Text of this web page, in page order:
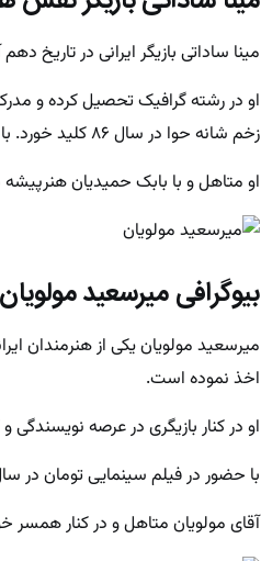
مینا ساداتی بازیگر ایرانی در تاریخ دهم آذر ماه سال ۱۳۶۰ در
او در رشته گرافیک تحصیل کرده و
زخم شانه حوا در سال ۸۶ کلید خورد. با ایفای نقش در فیلم عیار ۱۴ بسیار خوش درخشید.
او متاهل و با بابک حمیدیان هنرپیشه در سال ۱۳۹۴
بیوگرافی میرسعید
میرسعید مولویان یکی از
اخذ نموده است.
او در کنار بازیگری در عرصه نویسندگی
با حضور در فیلم سینمایی تومان در سال ۹۸ وارد صحنه سینما
آقای مولویان متاهل و در کنار